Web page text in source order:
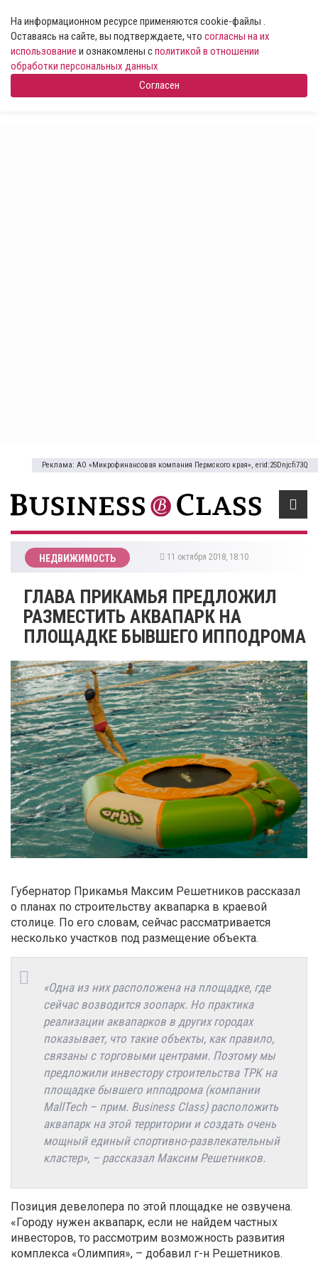
На информационном ресурсе применяются cookie-файлы .
Оставаясь на сайте, вы подтверждаете, что согласны на их
использование и ознакомлены сполитикой в отношении
обработки персональных данных
Согласен
Реклама: АО «Микрофинансовая компания Пермского края», erid:2SDnjcfi73Q
НЕДВИЖИМОСТЬ 11 октября 2018, 18:10
​ГЛАВА ПРИКАМЬЯ ПРЕДЛОЖИЛ
РАЗМЕСТИТЬ АКВАПАРК НА
ПЛОЩАДКЕ БЫВШЕГО ИППОДРОМА
Губернатор Прикамья Максим Решетников рассказал
о планах по строительству аквапарка в краевой
столице. По его словам, сейчас рассматривается
несколько участков под размещение объекта.
«Одна из них расположена на площадке, где
сейчас возводится зоопарк. Но практика
реализации аквапарков в других городах
показывает, что такие объекты, как правило,
связаны с торговыми центрами. Поэтому мы
предложили инвестору строительства ТРК на
площадке бывшего ипподрома (компании
MallTech – прим. Business Class) расположить
аквапарк на этой территории и создать очень
мощный единый спортивно-развлекательный
кластер», – рассказал Максим Решетников.
Позиция девелопера по этой площадке не озвучена.
«Городу нужен аквапарк, если не найдем частных
инвесторов, то рассмотрим возможность развития
комплекса «Олимпия», – добавил г-н Решетников.